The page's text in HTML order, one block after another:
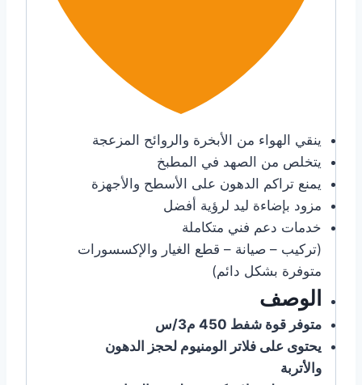
ينقي الهواء من الأبخرة والروائح المزعجة
يتخلص من الصهد في المطبخ
يمنع تراكم الدهون على الأسطح والأجهزة
مزود بإضاءة ليد لرؤية أفضل
خدمات دعم فني متكاملة
(تركيب – صيانة – قطع الغيار والإكسسورات
متوفرة بشكل دائم)
الوصف
متوفر قوة شفط 450 م3/س
يحتوى على فلاتر الومنيوم لحجز الدهون
والأتربة